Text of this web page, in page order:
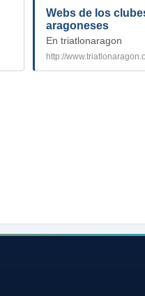
Webs de los
aragoneses
En triatlonaragon
http://